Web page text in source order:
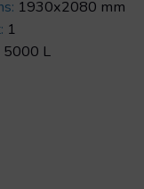
1930x2080 mm
1
5000 L